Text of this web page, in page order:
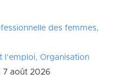
des femmes,
l’emploi, Organisation
7 août 2026